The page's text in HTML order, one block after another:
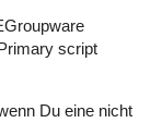
script
Du eine nicht